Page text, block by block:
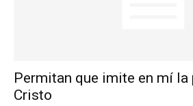
Permitan que imite en mí la
Cristo